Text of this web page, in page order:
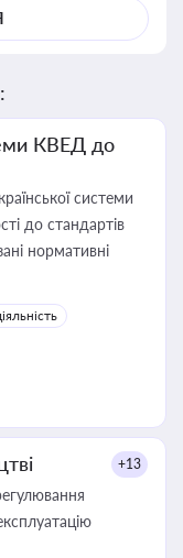
КВЕД до
системи
до стандартів
нормативні
+13